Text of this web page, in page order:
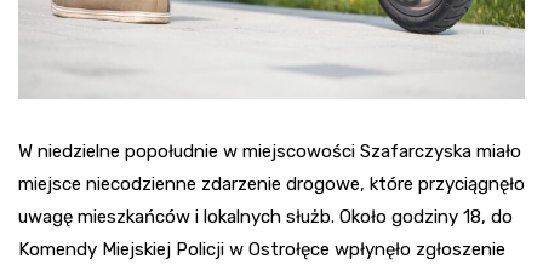
W niedzielne popołudnie w miejscowości Szafarczyska miało
miejsce niecodzienne zdarzenie drogowe, które przyciągnęło
uwagę mieszkańców i lokalnych służb. Około godziny 18, do
Komendy Miejskiej Policji w Ostrołęce wpłynęło zgłoszenie